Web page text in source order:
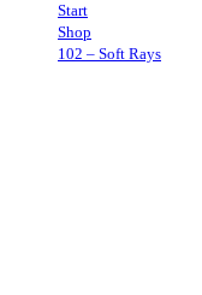
Start
Shop
102 – Soft Rays